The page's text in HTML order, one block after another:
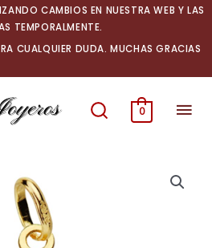
CAMBIOS EN NUESTRA WEB Y LAS
TEMPORALMENTE.
CUALQUIER DUDA. MUCHAS GRACIAS
0